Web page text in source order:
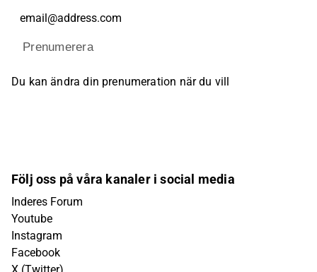
Prenumerera
Du kan ändra din prenumeration när du vill
Följ oss på våra kanaler i social media
Inderes Forum
Youtube
Instagram
Facebook